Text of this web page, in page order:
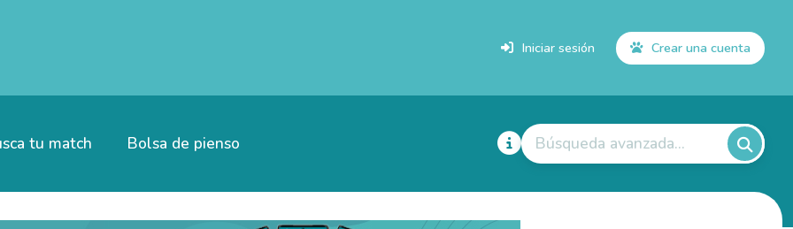
Iniciar sesión Crear una cuenta
tu match Bolsa de pienso Búsqueda avanzada...